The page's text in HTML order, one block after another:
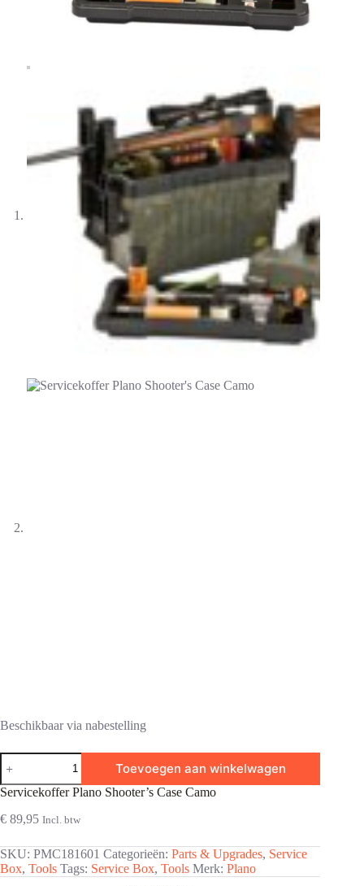
Beschikbaar via nabestelling
Servicekoffer
Plano
Shooter's
Case
Camo
aantal
Toevoegen aan winkelwagen
Servicekoffer Plano Shooter’s Case Camo
€ 89,95 Incl. btw
SKU: PMC181601 Categorieën: Parts & Upgrades, Service
Box, Tools Tags: Service Box, Tools Merk: Plano